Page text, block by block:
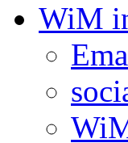
WiM